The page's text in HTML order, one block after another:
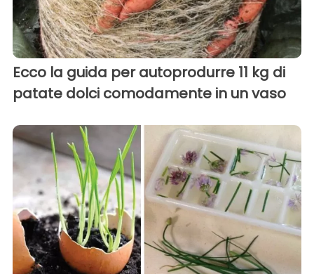
Ecco la guida per autoprodurre 11 kg di
patate dolci comodamente in un vaso